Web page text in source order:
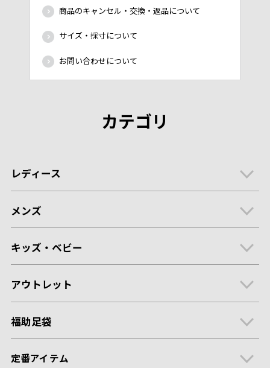
商品のキャンセル・交換・返品について
サイズ・採寸について
お問い合わせについて
カテゴリ
レディース
メンズ
キッズ・ベビー
アウトレット
福助足袋
定番アイテム